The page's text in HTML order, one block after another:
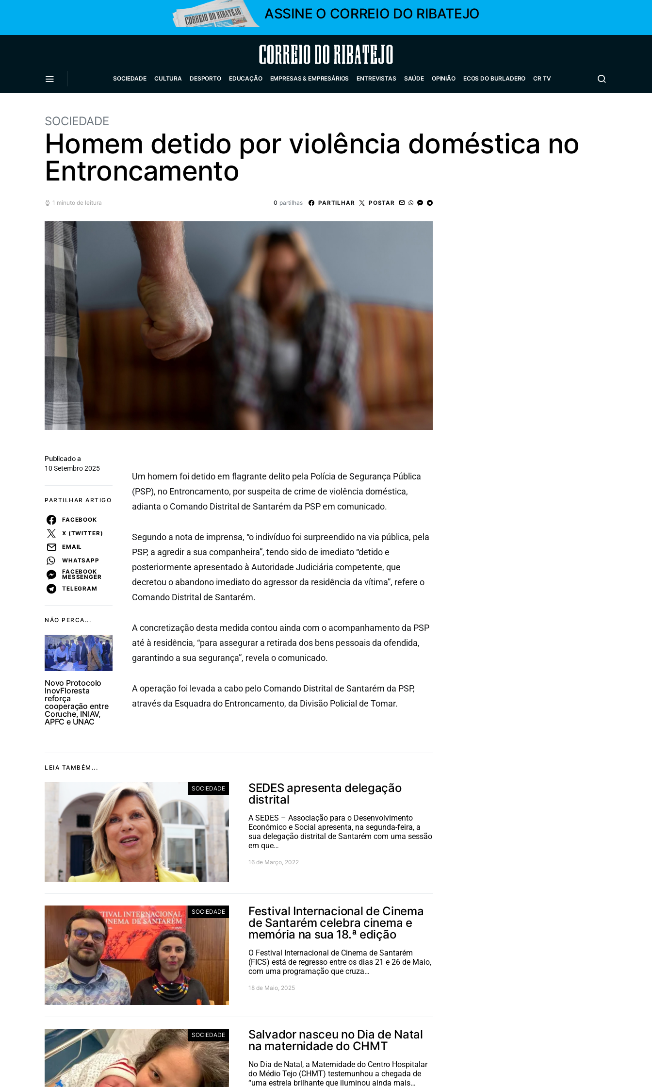
ASSINE O CORREIO DO RIBATEJO
Correio do Ribatejo
SOCIEDADE CULTURA DESPORTO EDUCAÇÃO EMPRESAS & EMPRESÁRIOS ENTREVISTAS SAÚDE OPINIÃO ECOS DO BURLADERO CR TV
SOCIEDADE
Homem detido por violência doméstica no
Entroncamento
1 minuto de leitura 0 partilhas PARTILHAR POSTAR
NÃO PERCA...
Novo Protocolo
InovFloresta
reforça
cooperação entre
Coruche, INIAV,
APFC e UNAC
Publicado a
10 Setembro 2025
PARTILHAR ARTIGO
FACEBOOK
X (TWITTER)
EMAIL
WHATSAPP
FACEBOOK
MESSENGER
TELEGRAM
Um homem foi detido em flagrante delito pela Polícia de Segurança Pública
(PSP), no Entroncamento, por suspeita de crime de violência doméstica,
adianta o Comando Distrital de Santarém da PSP em comunicado.
Segundo a nota de imprensa, “o indivíduo foi surpreendido na via pública, pela
PSP, a agredir a sua companheira”, tendo sido de imediato “detido e
posteriormente apresentado à Autoridade Judiciária competente, que
decretou o abandono imediato do agressor da residência da vítima”, refere o
Comando Distrital de Santarém.
A concretização desta medida contou ainda com o acompanhamento da PSP
até à residência, “para assegurar a retirada dos bens pessoais da ofendida,
garantindo a sua segurança”, revela o comunicado.
A operação foi levada a cabo pelo Comando Distrital de Santarém da PSP,
através da Esquadra do Entroncamento, da Divisão Policial de Tomar.
LEIA TAMBÉM...
SOCIEDADE
SEDES apresenta delegação
distrital
A SEDES – Associação para o Desenvolvimento
Económico e Social apresenta, na segunda-feira, a
sua delegação distrital de Santarém com uma sessão
em que…
16 de Março, 2022
SOCIEDADE
Festival Internacional de Cinema
de Santarém celebra cinema e
memória na sua 18.ª edição
O Festival Internacional de Cinema de Santarém
(FICS) está de regresso entre os dias 21 e 26 de Maio,
com uma programação que cruza…
18 de Maio, 2025
SOCIEDADE
Salvador nasceu no Dia de Natal
na maternidade do CHMT
No Dia de Natal, a Maternidade do Centro Hospitalar
do Médio Tejo (CHMT) testemunhou a chegada de
“uma estrela brilhante que iluminou ainda mais…